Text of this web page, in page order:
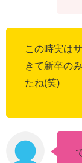
この時実は
きて新卒の
たね(笑)